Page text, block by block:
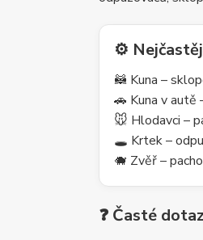
⚙️
🦝 Kuna –
🚗 Kuna v autě
🐭 Hlodavci –
🕳️ Krtek –
🐗 Zvěř –
❓ Časté